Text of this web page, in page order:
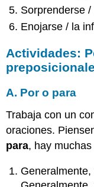
Sorprenderse
Enojarse / la
Actividades:
A. Por o para
Trabaja con un
oraciones.
para, hay